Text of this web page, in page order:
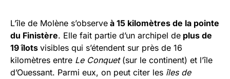
L’île de Molène s’observe à 15 kilomètres de la pointe
du Finistère. Elle fait partie d’un archipel de plus de
19 îlots visibles qui s’étendent sur près de 16
kilomètres entre Le Conquet(sur le continent) et l’île
d’Ouessant. Parmi eux, on peut citer les îles de